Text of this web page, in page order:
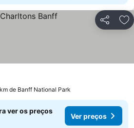
Partilhar
de Banff National Park
ver os preços
Ver preços